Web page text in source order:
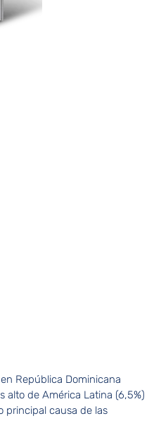
República Dominicana
alto de América Latina (6,5%)
principal causa de las